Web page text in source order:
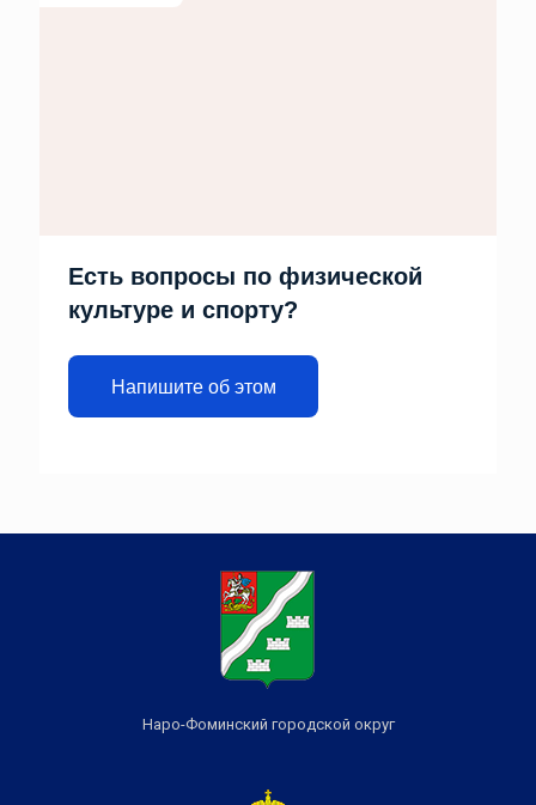
Есть вопросы по физической
культуре и спорту?
Напишите об этом
Наро-Фоминский городской округ